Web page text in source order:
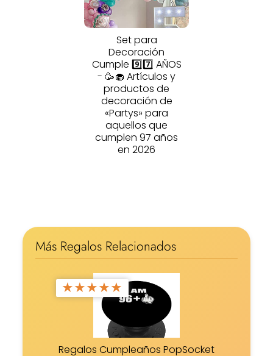
Set para
Decoración
Cumple 9️⃣7️⃣ AÑOS
- 🥳🧁 Artículos y
productos de
decoración de
«Partys» para
aquellos que
cumplen 97 años
en 2026
Más Regalos Relacionados
★★★★★
Regalos Cumpleaños PopSocket